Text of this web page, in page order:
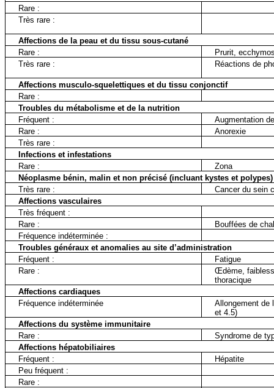
Rare :
Très rare :
Affections de la peau et du tissu sous-cutané
Rare :
Prurit,
Très rare :
Réactions de
Affections musculo-squelettiques et du tissu conjonctif
Rare :
Troubles du métabolisme et de la nutrition
Fréquent :
Augmentation
Rare :
Anorexie
Très rare :
Infections et infestations
Rare :
Zona
Néoplasme bénin, malin et non précisé (incluant kystes et polypes)
Très rare :
Cancer du sein
Affections vasculaires
Très fréquent :
Rare :
Bouffées de
Fréquence indéterminée :
Troubles généraux et anomalies au site d’administration
Fréquent :
Fatigue
Rare :
Œdème,
thoracique
Affections cardiaques
Fréquence indéterminée
Allongement de
et 4.5)
Affections du système immunitaire
Rare :
Syndrome de
Affections hépatobiliaires
Fréquent :
Hépatite
Peu fréquent :
Rare :